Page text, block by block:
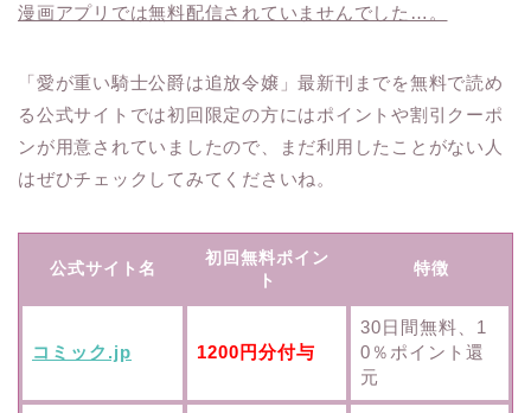
漫画アプリでは無料配信されていませんでした…。
「愛が重い騎士公爵は追放令嬢」最新刊までを無料で読め
る公式サイトでは初回限定の方にはポイントや割引クーポ
ンが用意されていましたので、まだ利用したことがない人
はぜひチェックしてみてくださいね。
公式サイト名
初回無料ポイン
ト
特徴
コミック.jp 1200円分付与
30日間無料、1
0％ポイント還
元